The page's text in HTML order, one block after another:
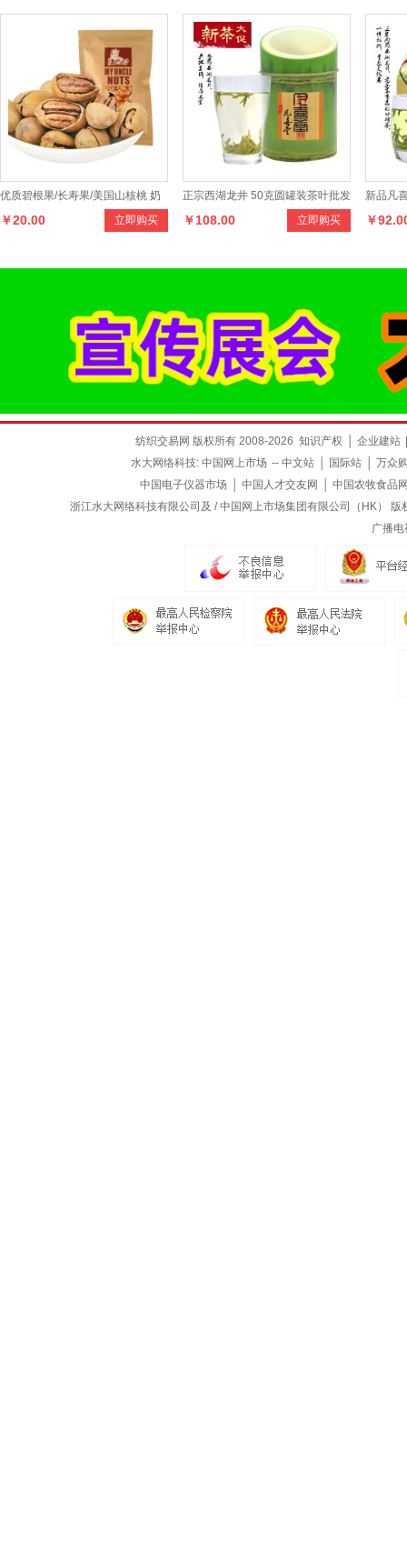
优质碧根果/长寿果/美国山核桃 奶
油味 大圆185克/袋 立即购买
￥20.00
正宗西湖龙井 50克圆罐装茶叶批发
明前特级特级绿茶 立即购买
￥108.00
新品凡
茶 250
￥
纺织交易网 版权所有 2008-2026 知识产权 企业建站
水大网络科技: 中国网上市场 -- 中文站 国际站
万众
中国电子仪器市场
中国人才交友网
中国农牧食品
浙江水大网络科技有限公司及 / 中国网上市场集团有限公司（HK）
广播